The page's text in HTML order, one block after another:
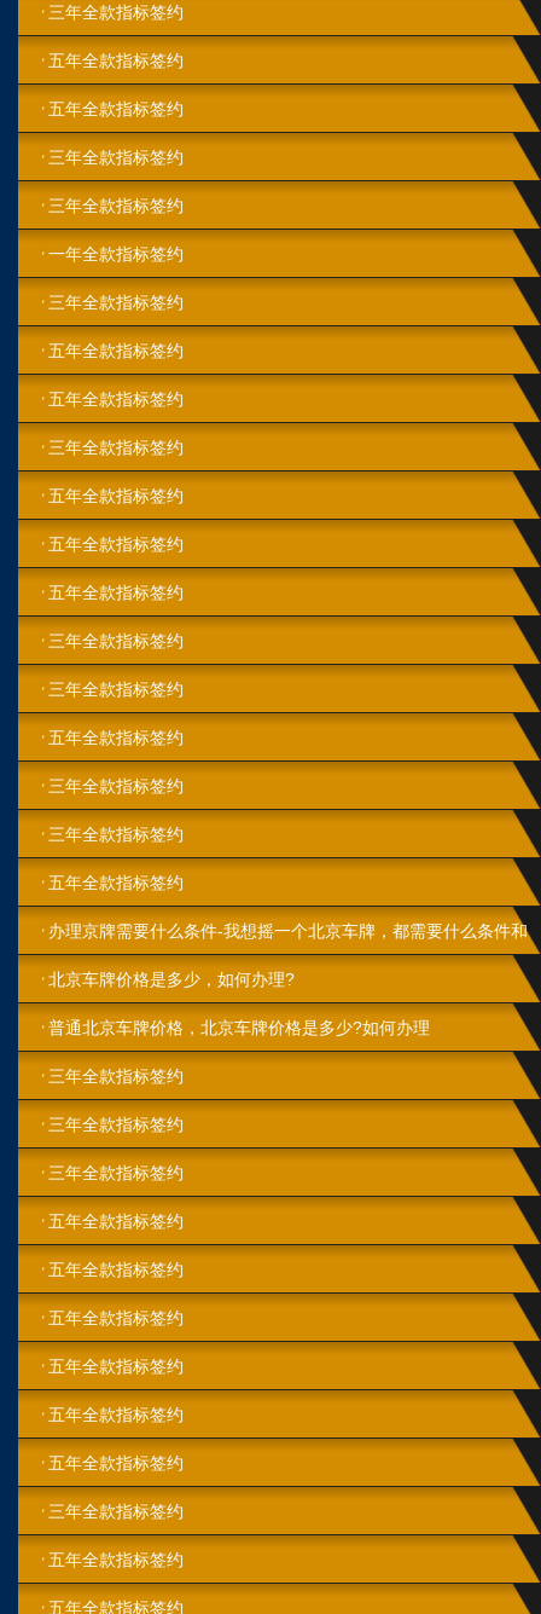
三年全款指标签约
五年全款指标签约
五年全款指标签约
三年全款指标签约
三年全款指标签约
一年全款指标签约
三年全款指标签约
五年全款指标签约
五年全款指标签约
三年全款指标签约
五年全款指标签约
五年全款指标签约
五年全款指标签约
三年全款指标签约
三年全款指标签约
五年全款指标签约
三年全款指标签约
三年全款指标签约
五年全款指标签约
办理京牌需要什么条件-我想摇一个北京车牌，都需要什么条件和
步骤?北京车牌价格是多少，如何办理?
普通北京车牌价格，北京车牌价格是多少?如何办理
三年全款指标签约
三年全款指标签约
三年全款指标签约
五年全款指标签约
五年全款指标签约
五年全款指标签约
五年全款指标签约
五年全款指标签约
五年全款指标签约
三年全款指标签约
五年全款指标签约
五年全款指标签约